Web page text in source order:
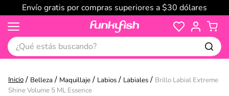
Envío gratis por compras superiores a $30 dólares
¿Qué estás buscando?
Belleza Maquillaje Labios Labiales
Brillo Labial Extreme
Shine Volume 5 ML Essence